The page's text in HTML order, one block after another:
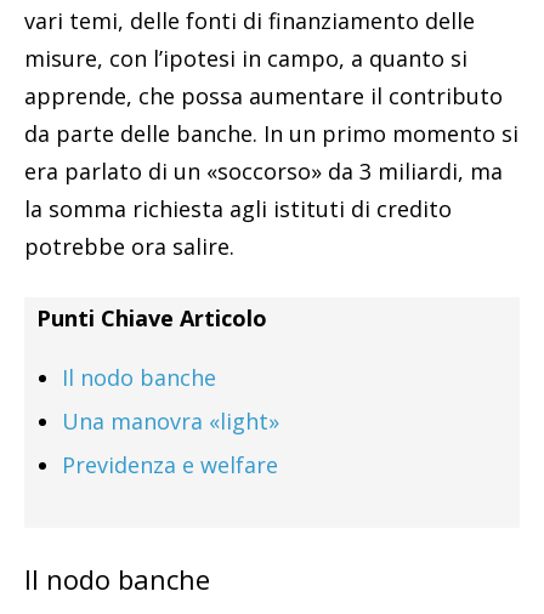
vari temi, delle fonti di finanziamento delle
misure, con l’ipotesi in campo, a quanto si
apprende, che possa aumentare il contributo
da parte delle banche. In un primo momento si
era parlato di un «soccorso» da 3 miliardi, ma
la somma richiesta agli istituti di credito
potrebbe ora salire.
Punti Chiave Articolo
Il nodo banche
Una manovra «light»
Previdenza e welfare
Il nodo banche